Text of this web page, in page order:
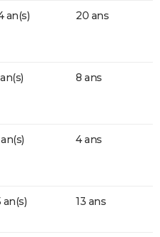
an(s) 20 ans
8 ans
4 ans
an(s) 13 ans